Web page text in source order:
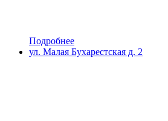
Подробнее
ул. Малая Бухарестская д. 2